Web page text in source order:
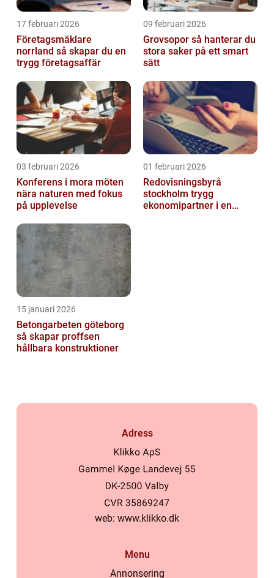
17 februari 2026
Företagsmäklare
norrland så skapar du en
trygg företagsaffär
09 februari 2026
Grovsopor så hanterar du
stora saker på ett smart
sätt
03 februari 2026
Konferens i mora möten
nära naturen med fokus
på upplevelse
01 februari 2026
Redovisningsbyrå
stockholm trygg
ekonomipartner i en
15 januari 2026
Betongarbeten göteborg
så skapar proffsen
hållbara konstruktioner
Adress
web: www.klikko.dk
Menu
Annonsering